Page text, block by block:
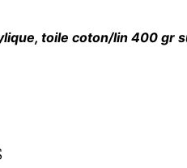
toile coton/lin 400 gr